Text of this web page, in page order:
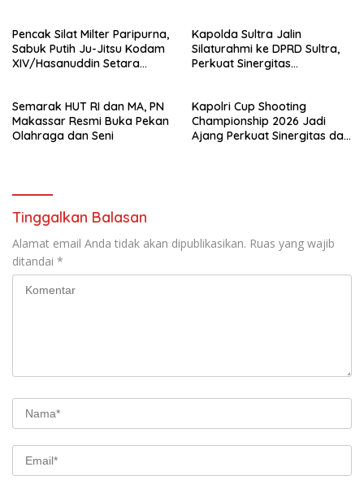
Pencak Silat Milter Paripurna,
Sabuk Putih Ju-Jitsu Kodam
XIV/Hasanuddin Setara
Kapolda Sultra Jalin
Silaturahmi ke DPRD Sultra,
Perkuat Sinergitas
Semarak HUT RI dan MA, PN
Makassar Resmi Buka Pekan
Olahraga dan Seni
Kapolri Cup Shooting
Championship 2026 Jadi
Ajang Perkuat Sinergitas dan
Tinggalkan Balasan
Alamat email Anda tidak akan dipublikasikan. Ruas yang wajib
ditandai *